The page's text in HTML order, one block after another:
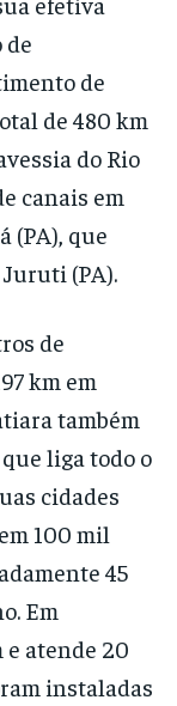
de
de 480 km
do Rio
canais em
(PA), que
(PA).
de
km em
também
liga todo o
cidades
100 mil
45
Em
e atende 20
instaladas